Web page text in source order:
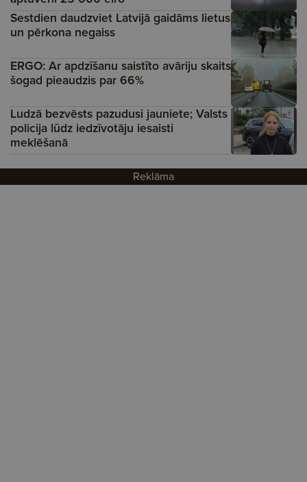
Sestdien daudzviet Latvijā gaidāms lietus
un pērkona negaiss
ERGO: Ar apdzīšanu saistīto avāriju skaits
šogad pieaudzis par 66%
Ludzā bezvēsts pazudusi jauniete; Valsts
policija lūdz iedzīvotāju iesaisti
meklēšanā
Reklāma